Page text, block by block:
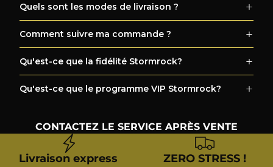
Quels sont les modes de livraison ?
Comment suivre ma commande ?
Qu'est-ce que la fidélité Stormrock?
Qu'est-ce que le programme VIP Stormrock?
CONTACTEZ LE SERVICE APRÈS VENTE
Livraison express ZERO STRESS !